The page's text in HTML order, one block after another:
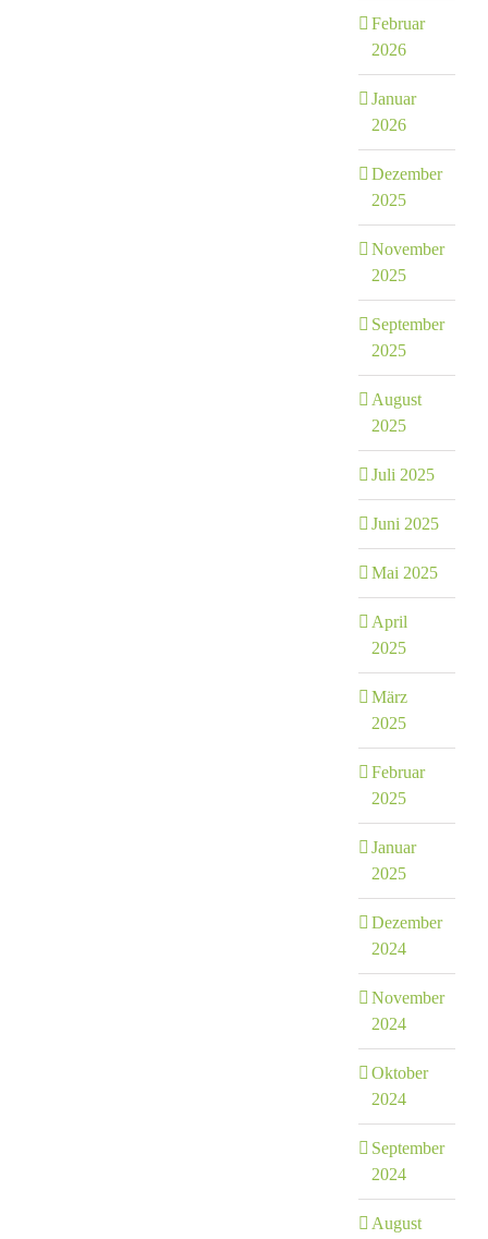
Februar
2026
Januar
2026
Dezember
2025
November
2025
September
2025
August
2025
Juli 2025
Juni 2025
Mai 2025
April
2025
März
2025
Februar
2025
Januar
2025
Dezember
2024
November
2024
Oktober
2024
September
2024
August